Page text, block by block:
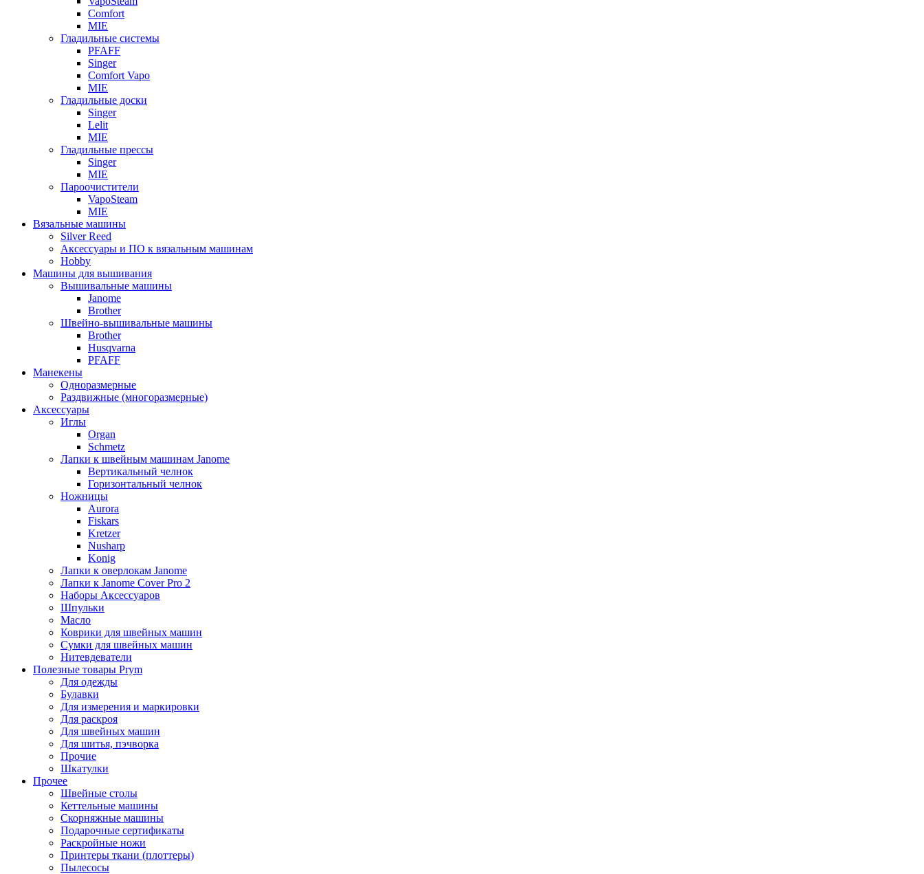
Comfort
MIE
Гладильные системы
PFAFF
Singer
Comfort Vapo
MIE
Гладильные доски
Singer
Lelit
MIE
Гладильные прессы
Singer
MIE
Пароочистители
VapoSteam
MIE
Вязальные машины
Silver Reed
Аксессуары и ПО к вязальным машинам
Hobby
Машины для вышивания
Вышивальные машины
Janome
Brother
Швейно-вышивальные машины
Brother
Husqvarna
PFAFF
Манекены
Одноразмерные
Раздвижные (многоразмерные)
Аксессуары
Иглы
Organ
Schmetz
Лапки к швейным машинам Janome
Вертикальный челнок
Горизонтальный челнок
Ножницы
Aurora
Fiskars
Kretzer
Nusharp
Konig
Лапки к оверлокам Janome
Лапки к Janome Cover Pro 2
Наборы Аксессуаров
Шпульки
Масло
Коврики для швейных машин
Сумки для швейных машин
Нитевдеватели
Полезные товары Prym
Для одежды
Булавки
Для измерения и маркировки
Для раскроя
Для швейных машин
Для шитья, пэчворка
Прочие
Шкатулки
Прочее
Швейные столы
Кеттельные машины
Скорняжные машины
Подарочные сертификаты
Раскройные ножи
Принтеры ткани (плоттеры)
Пылесосы